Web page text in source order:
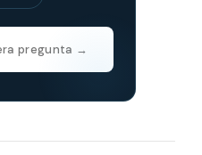
pregunta →